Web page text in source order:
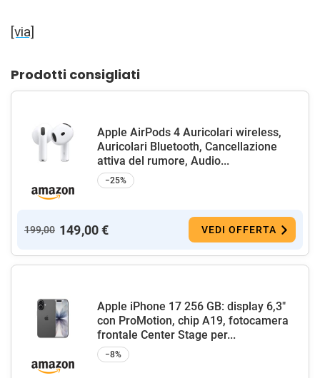
[via]
Prodotti consigliati
Apple AirPods 4 Auricolari wireless,
Auricolari Bluetooth, Cancellazione
attiva del rumore, Audio...
−25%
199,00 149,00 € VEDI OFFERTA
Apple iPhone 17 256 GB: display 6,3"
con ProMotion, chip A19, fotocamera
frontale Center Stage per...
−8%